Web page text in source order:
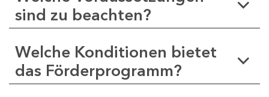
sind zu beachten?
Welche Konditionen bietet
das Förderprogramm?